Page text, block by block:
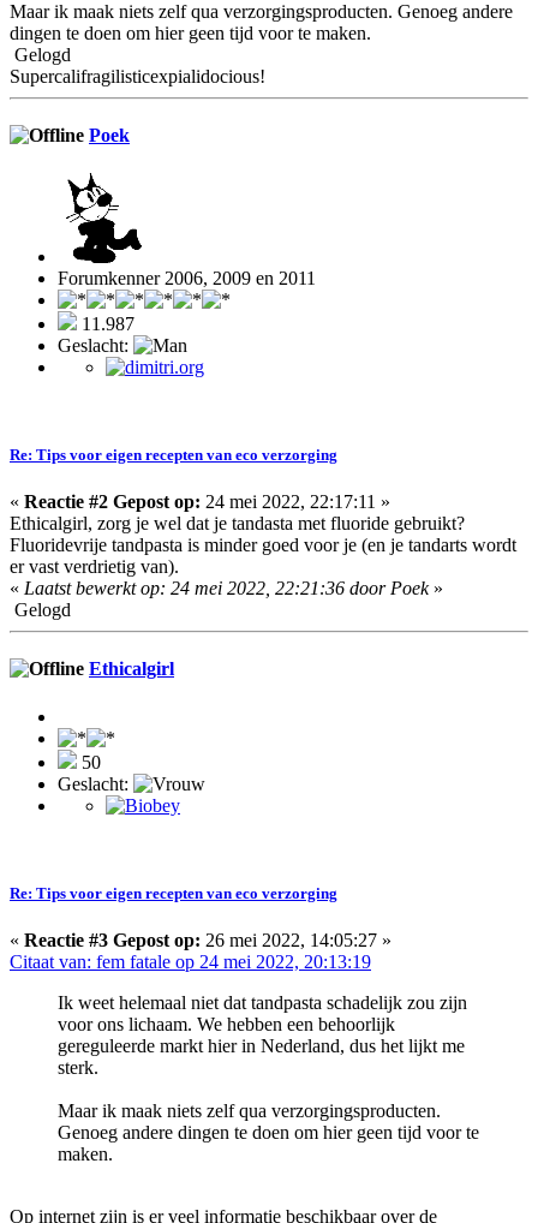
Maar ik maak niets zelf qua verzorgingsproducten. Genoeg andere
dingen te doen om hier geen tijd voor te maken.
Gelogd
Supercalifragilisticexpialidocious!
Poek
Forumkenner 2006, 2009 en 2011
11.987
Geslacht:
Re: Tips voor eigen recepten van eco verzorging
« Reactie #2 Gepost op: 24 mei 2022, 22:17:11 »
Ethicalgirl, zorg je wel dat je tandasta met fluoride gebruikt?
Fluoridevrije tandpasta is minder goed voor je (en je tandarts wordt
er vast verdrietig van).
« Laatst bewerkt op: 24 mei 2022, 22:21:36 door Poek»
Gelogd
Ethicalgirl
50
Geslacht:
Re: Tips voor eigen recepten van eco verzorging
« Reactie #3 Gepost op: 26 mei 2022, 14:05:27 »
Citaat van: fem fatale op 24 mei 2022, 20:13:19
Ik weet helemaal niet dat tandpasta schadelijk zou zijn
voor ons lichaam. We hebben een behoorlijk
gereguleerde markt hier in Nederland, dus het lijkt me
sterk.
Maar ik maak niets zelf qua verzorgingsproducten.
Genoeg andere dingen te doen om hier geen tijd voor te
maken.
Op internet zijn is er veel informatie beschikbaar over de